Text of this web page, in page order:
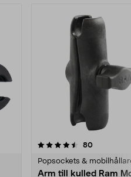
80
Popsockets &
Arm till kulled Ram
5.0 av 5 stjärnor